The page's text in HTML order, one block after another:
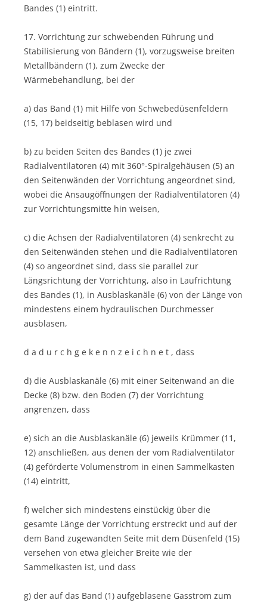
Bandes (1) eintritt.
17. Vorrichtung zur schwebenden Führung und
Stabilisierung von Bändern (1), vorzugsweise breiten
Metallbändern (1), zum Zwecke der
Wärmebehandlung, bei der
a) das Band (1) mit Hilfe von Schwebedüsenfeldern
(15, 17) beidseitig beblasen wird und
b) zu beiden Seiten des Bandes (1) je zwei
Radialventilatoren (4) mit 360°-Spiralgehäusen (5) an
den Seitenwänden der Vorrichtung angeordnet sind,
wobei die Ansaugöffnungen der Radialventilatoren (4)
zur Vorrichtungsmitte hin weisen,
c) die Achsen der Radialventilatoren (4) senkrecht zu
den Seitenwänden stehen und die Radialventilatoren
(4) so angeordnet sind, dass sie parallel zur
Längsrichtung der Vorrichtung, also in Laufrichtung
des Bandes (1), in Ausblaskanäle (6) von der Länge von
mindestens einem hydraulischen Durchmesser
ausblasen,
d a d u r c h g e k e n n z e i c h n e t , dass
d) die Ausblaskanäle (6) mit einer Seitenwand an die
Decke (8) bzw. den Boden (7) der Vorrichtung
angrenzen, dass
e) sich an die Ausblaskanäle (6) jeweils Krümmer (11,
12) anschließen, aus denen der vom Radialventilator
(4) geförderte Volumenstrom in einen Sammelkasten
(14) eintritt,
f) welcher sich mindestens einstückig über die
gesamte Länge der Vorrichtung erstreckt und auf der
dem Band zugewandten Seite mit dem Düsenfeld (15)
versehen von etwa gleicher Breite wie der
Sammelkasten ist, und dass
g) der auf das Band (1) aufgeblasene Gasstrom zum